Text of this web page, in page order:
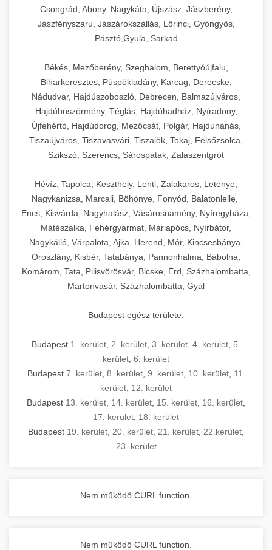
Csongrád, Abony, Nagykáta, Újszász, Jászberény,
Jászfényszaru, Jászárokszállás, Lőrinci, Gyöngyös,
Pásztó,Gyula, Sarkad
Békés, Mezőberény, Szeghalom, Berettyóújfalu,
Biharkeresztes, Püspökladány, Karcag, Derecske,
Nádudvar, Hajdúszoboszló, Debrecen, Balmazújváros,
Hajdúböszörmény, Téglás, Hajdúhadház, Nyíradony,
Újfehértó, Hajdúdorog, Mezőcsát, Polgár, Hajdúnánás,
Tiszaújváros, Tiszavasvári, Tiszalök, Tokaj, Felsőzsolca,
Szikszó, Szerencs, Sárospatak, Zalaszentgrót
Hévíz, Tapolca, Keszthely, Lenti, Zalakaros, Letenye,
Nagykanizsa, Marcali, Böhönye, Fonyód, Balatonlelle,
Encs, Kisvárda, Nagyhalász, Vásárosnamény, Nyíregyháza,
Mátészalka, Fehérgyarmat, Máriapócs, Nyírbátor,
Nagykálló, Várpalota, Ajka, Herend, Mór, Kincsesbánya,
Oroszlány, Kisbér, Tatabánya, Pannonhalma, Bábolna,
Komárom, Tata, Pilisvörösvár, Bicske, Érd, Százhalombatta,
Martonvásár, Százhalombatta, Gyál
Budapest egész területe:
Budapest 1. kerület 2. kerület 3. kerület 4. kerület 5.
kerület 6. kerület
Budapest 7. kerület, 8. kerület, 9. kerület, 10. kerület, 11.
kerület 12. kerület
Budapest 13. kerület 14. kerület 15. kerület 16. kerület
17. kerület 18. kerület
Budapest 19. kerület 20. kerület 21. kerület 22.kerület
23. kerület
Nem működő CURL function.
Nem működő CURL function.